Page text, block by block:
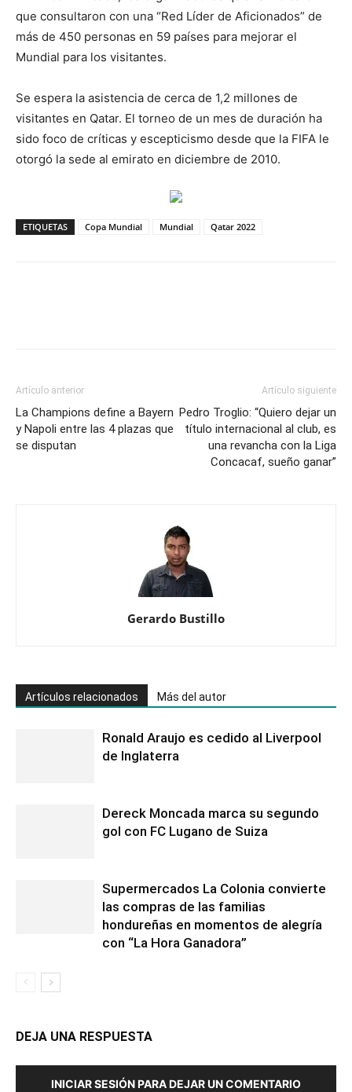
que consultaron con una “Red Líder de Aficionados” de
más de 450 personas en 59 países para mejorar el
Mundial para los visitantes.
Se espera la asistencia de cerca de 1,2 millones de
visitantes en Qatar. El torneo de un mes de duración ha
sido foco de críticas y escepticismo desde que la FIFA le
otorgó la sede al emirato en diciembre de 2010.
ETIQUETAS Copa Mundial Mundial Qatar 2022
Artículo anterior
La Champions define a Bayern
y Napoli entre las 4 plazas que
se disputan
Artículo siguiente
Pedro Troglio: “Quiero dejar un
título internacional al club, es
una revancha con la Liga
Concacaf, sueño ganar”
Gerardo Bustillo
Artículos relacionados Más del autor
Ronald Araujo es cedido al Liverpool
de Inglaterra
Dereck Moncada marca su segundo
gol con FC Lugano de Suiza
Supermercados La Colonia convierte
las compras de las familias
hondureñas en momentos de alegría
con “La Hora Ganadora”
DEJA UNA RESPUESTA
INICIAR SESIÓN PARA DEJAR UN COMENTARIO